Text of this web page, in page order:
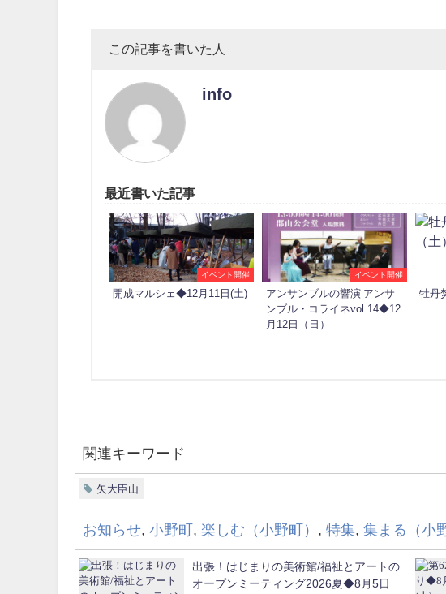
この記事を書いた人
info
最近書いた記事
イベント開催
開成マルシェ◆12月11日(土)
イベント開催
アンサンブルの響演 アンサ
ンブル・コライネvol.14◆12
月12日（日）
牡丹
関連キーワード
矢大臣山
お知らせ, 小野町 , 楽しむ（小野町） , 特集, 集まる（小
出張！はじまりの美術館/福祉とアートの
オープンミーティング2026夏◆8月5日